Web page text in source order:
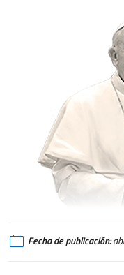
Fecha de publicación: